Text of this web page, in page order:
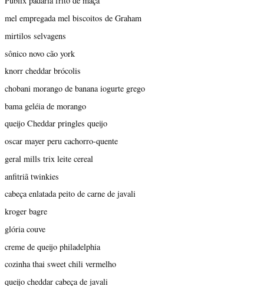
mel empregada mel biscoitos de Graham
mirtilos selvagens
sônico novo cão york
knorr cheddar brócolis
chobani morango de banana iogurte grego
bama geléia de morango
queijo Cheddar pringles queijo
oscar mayer peru cachorro-quente
geral mills trix leite cereal
anfitriã twinkies
cabeça enlatada peito de carne de javali
kroger bagre
glória couve
creme de queijo philadelphia
cozinha thai sweet chili vermelho
queijo cheddar cabeça de javali